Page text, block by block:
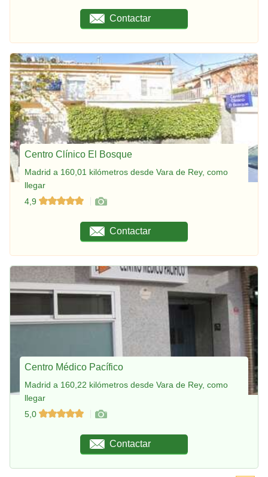
Contactar
Centro Clínico El Bosque
Madrid a 160,01 kilómetros desde Vara de Rey, como
llegar
4,9
Contactar
Centro Médico Pacífico
Madrid a 160,22 kilómetros desde Vara de Rey, como
llegar
5,0
Contactar